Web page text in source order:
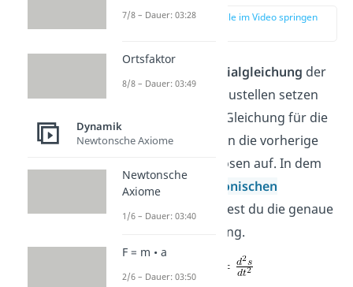
zur Stelle im Video springen
Differentialgleichung der
Schwingung aufzustellen setzen
wir die Weg-Zeit Gleichung für die
Beschleunigung in die vorherige
Formel ein und lösen auf. In dem
Artikel zur
harmonischen
Schwingung
findest du die genaue
Weg-Zeit Gleichung.
7/8 – Dauer: 03:28
Ortsfaktor
8/8 – Dauer: 03:49
Dynamik
Newtonsche Axiome
Newtonsche
Axiome
1/6 – Dauer: 03:40
F = m • a
2/6 – Dauer: 03:50